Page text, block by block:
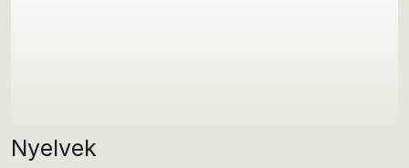
Nyelvek